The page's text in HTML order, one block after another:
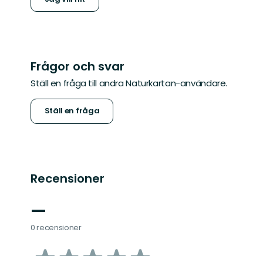
Frågor och svar
Ställ en fråga till andra Naturkartan-användare.
Ställ en fråga
Recensioner
—
0 recensioner